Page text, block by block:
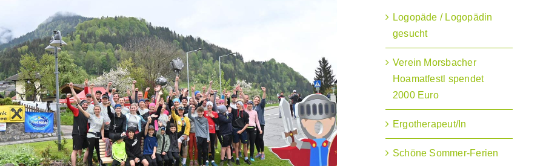
Logopäde / Logopädin
gesucht
Verein Morsbacher
Hoamatfestl spendet
2000 Euro
Ergotherapeut/In
Schöne Sommer-Ferien